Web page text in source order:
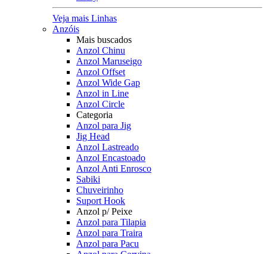
Veja mais Linhas
Anzóis
Mais buscados
Anzol Chinu
Anzol Maruseigo
Anzol Offset
Anzol Wide Gap
Anzol in Line
Anzol Circle
Categoria
Anzol para Jig
Jig Head
Anzol Lastreado
Anzol Encastoado
Anzol Anti Enrosco
Sabiki
Chuveirinho
Suport Hook
Anzol p/ Peixe
Anzol para Tilapia
Anzol para Traira
Anzol para Pacu